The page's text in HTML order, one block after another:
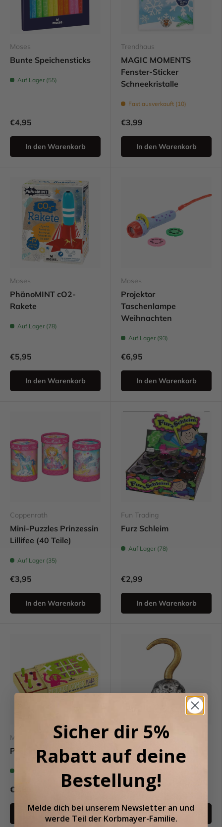
Moses
Bunte Speichensticks
Auf Lager (55)
€4,95
In den Warenkorb
Trendhaus
MAGIC MOMENTS
Fenster-Sticker
Schneekristalle
Fast ausverkauft (10)
€3,99
In den Warenkorb
Moses
PhänoMINT cO2-
Rakete
Auf Lager (78)
€5,95
In den Warenkorb
Moses
Projektor
Taschenlampe
Weihnachten
Auf Lager (93)
€6,95
In den Warenkorb
Coppenrath
Mini-Puzzles Prinzessin
Lillifee (40 Teile)
Auf Lager (35)
€3,95
In den Warenkorb
Fun Trading
Furz Schleim
Auf Lager (78)
€2,99
In den Warenkorb
Moses
Pocket Games Kidz
€3,95
Optionen auswählen
Souza
Piratenhaken Jean
€4,99
Optionen auswählen
Sicher dir 5%
Rabatt auf deine
Bestellung!
Melde dich bei unserem Newsletter an und
werde Teil der Korbmayer-Familie.